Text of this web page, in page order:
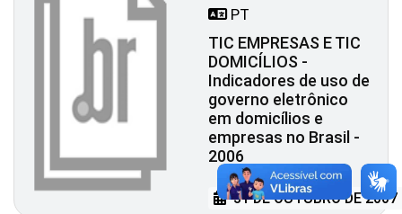
PT
TIC EMPRESAS E TIC
DOMICÍLIOS -
Indicadores de uso de
governo eletrônico
em domicílios e
empresas no Brasil -
2006
31 DE OUTUBRO DE 2007